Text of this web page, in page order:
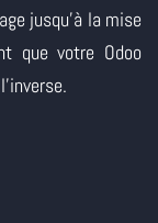
jusqu'à la mise
que votre Odoo